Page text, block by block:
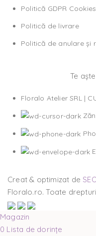
Politică GDPR Cookies
Politică de livrare
Politică de anulare și
Te
Floralo Atelier SRL |
Creat & optimizat de
Floralo.ro. Toate
Magazin
0 Lista de dorințe